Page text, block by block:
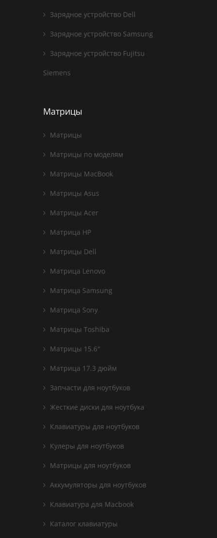
Зарядное устройство Dell
Зарядное устройство Samsung
Зарядное устройство Fujitsu
Siemens
Матрицы
Матрицы
Матрицы по моделям
Матрицы MacBook
Матрицы Asus
Матрицы Acer
Матрица HP
Матрицы Dell
Матрица Lenovo
Матрица Samsung
Матрица Sony
Матрицы Toshiba
Матрицы 15.6″
Матрица 17.3 дюйм
Запчасти для ноутбуков
Жесткие диски для ноутбука
Клавиатуры для ноутбуков
Кулеры для ноутбуков
Матрицы для ноутбуков
Аккумуляторы для ноутбуков
Клавиатура для Macbook
Каталог клавиатуры